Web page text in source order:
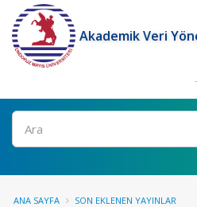
Akademik Veri
Ara
ANA SAYFA SON EKLENEN YAYINLAR